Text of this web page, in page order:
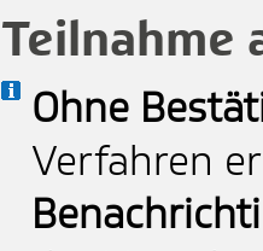
Teilnahme
Info
Ohne
Verfahren